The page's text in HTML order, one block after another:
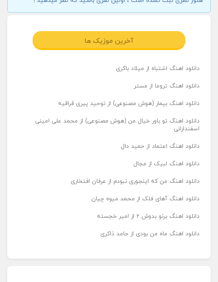
آخرین موزیک ها
دانلود اهنگ اشتباه از میلاد باکری
دانلود اهنگ تروما از مستر
دانلود اهنگ بیمار (هوش مصنوعی) از توحید پیری قراقیه
دانلود اهنگ تو باور خیال من (هوش مصنوعی) از محمد علی امینی
اسفندارانی
دانلود اهنگ اعتماد از حمید دال
دانلود اهنگ لبیک از مجال
دانلود اهنگ من که اینجوری نبودم از عرفان افتخاری
دانلود اهنگ آهای فلک از محمد میوه چیان
دانلود اهنگ برنو بدوش ۲ از امیر خجسته
دانلود اهنگ ماه من بودی از حامد ذاکری